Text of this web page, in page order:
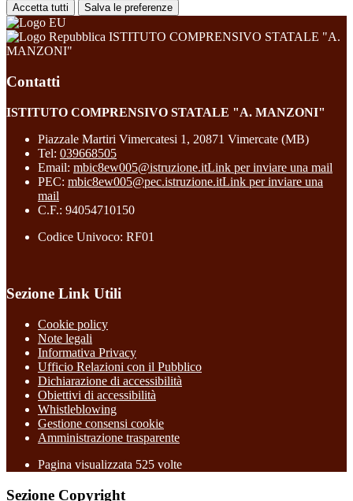
Accetta tutti Salva le preferenze
ISTITUTO COMPRENSIVO STATALE "A.
MANZONI"
Contatti
ISTITUTO COMPRENSIVO STATALE "A. MANZONI"
Piazzale Martiri Vimercatesi 1, 20871 Vimercate (MB)
Tel: 039668505
Email: mbic8ew005@istruzione.itLink per inviare una mail
PEC: mbic8ew005@pec.istruzione.itLink per inviare una
mail
C.F.: 94054710150
Codice Univoco: RF01
Sezione Link Utili
Cookie policy
Note legali
Informativa Privacy
Ufficio Relazioni con il Pubblico
Dichiarazione di accessibilità
Obiettivi di accessibilità
Whistleblowing
Gestione consensi cookie
Amministrazione trasparente
Pagina visualizzata 525 volte
Sezione Copyright